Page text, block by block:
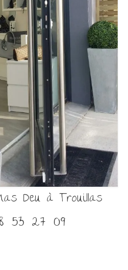
Deu à Trouillas
53 27 09